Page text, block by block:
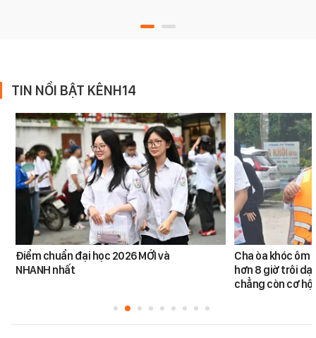
TIN NỔI BẬT KÊNH14
Điểm chuẩn đại học 2026 MỚI và
NHANH nhất
Cha òa khóc ôm
hơn 8 giờ trôi
chẳng còn cơ